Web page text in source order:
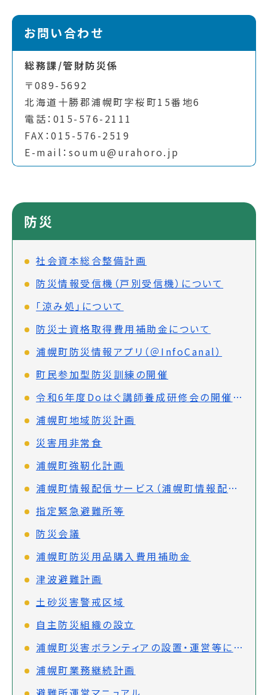
お問い合わせ
総務課/管財防災係
〒089-5692
北海道十勝郡浦幌町字桜町15番地6
電話：015-576-2111
FAX：015-576-2519
E-mail：soumu@urahoro.jp
防災
社会資本総合整備計画
防災情報受信機（戸別受信機）について
「涼み処」について
防災士資格取得費用補助金について
浦幌町防災情報アプリ（＠InfoCanal）
町民参加型防災訓練の開催
令和6年度Doはぐ講師養成研修会の開催について
浦幌町地域防災計画
災害用非常食
浦幌町強靭化計画
浦幌町情報配信サービス（浦幌町情報配信システム）
指定緊急避難所等
防災会議
浦幌町防災用品購入費用補助金
津波避難計画
土砂災害警戒区域
自主防災組織の設立
浦幌町災害ボランティアの設置・運営等に関する協定
浦幌町業務継続計画